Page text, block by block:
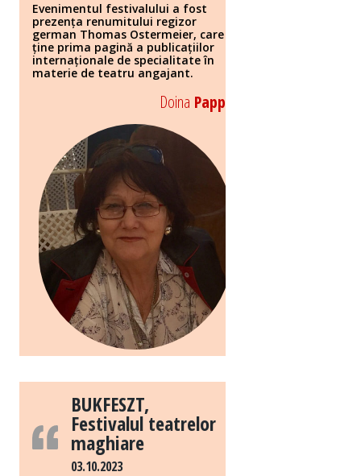
Evenimentul festivalului a fost
prezența renumitului regizor
german Thomas Ostermeier, care
ține prima pagină a publicațiilor
internaționale de specialitate în
materie de teatru angajant.
Doina Papp
BUKFESZT,
Festivalul teatrelor
maghiare
03.10.2023